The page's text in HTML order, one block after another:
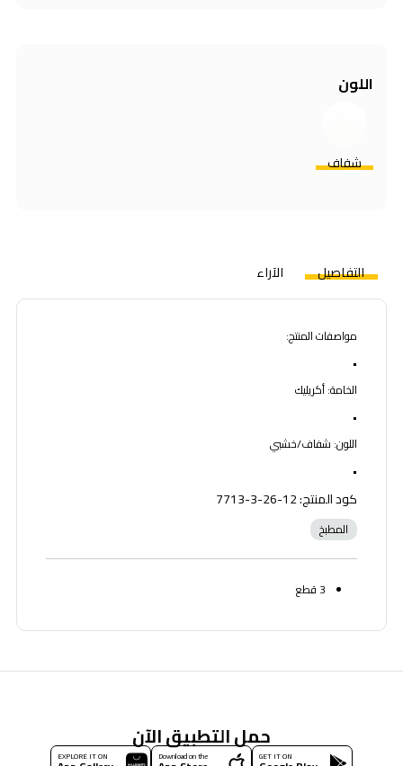
اللون
شفاف
التفاصيل الآراء
مواصفات المنتج:
•
الخامة: أكريليك
•
اللون: شفاف/خشبي
•
كود المنتج: 12-26-3-7713
المطبخ
3 قطع
حمل التطبيق الآن
GET IT ON
Download on the
EXPLORE IT ON